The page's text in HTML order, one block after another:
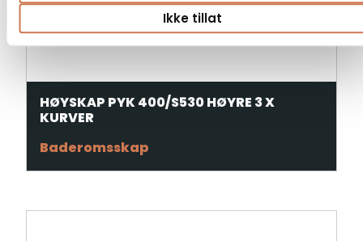
Ikke tillat
HØYSKAP PYK 400/S530 HØYRE 3 X
KURVER
Baderomsskap